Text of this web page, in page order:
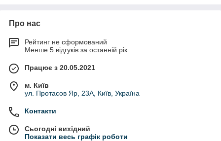
Про нас
Рейтинг не сформований
Менше 5 відгуків за останній рік
Працює з 20.05.2021
м. Київ
ул. Протасов Яр, 23А, Київ, Україна
Контакти
Сьогодні вихідний
Показати весь графік роботи